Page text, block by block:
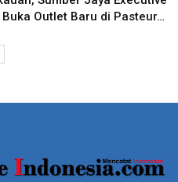
Outlet Baru di Pasteur…